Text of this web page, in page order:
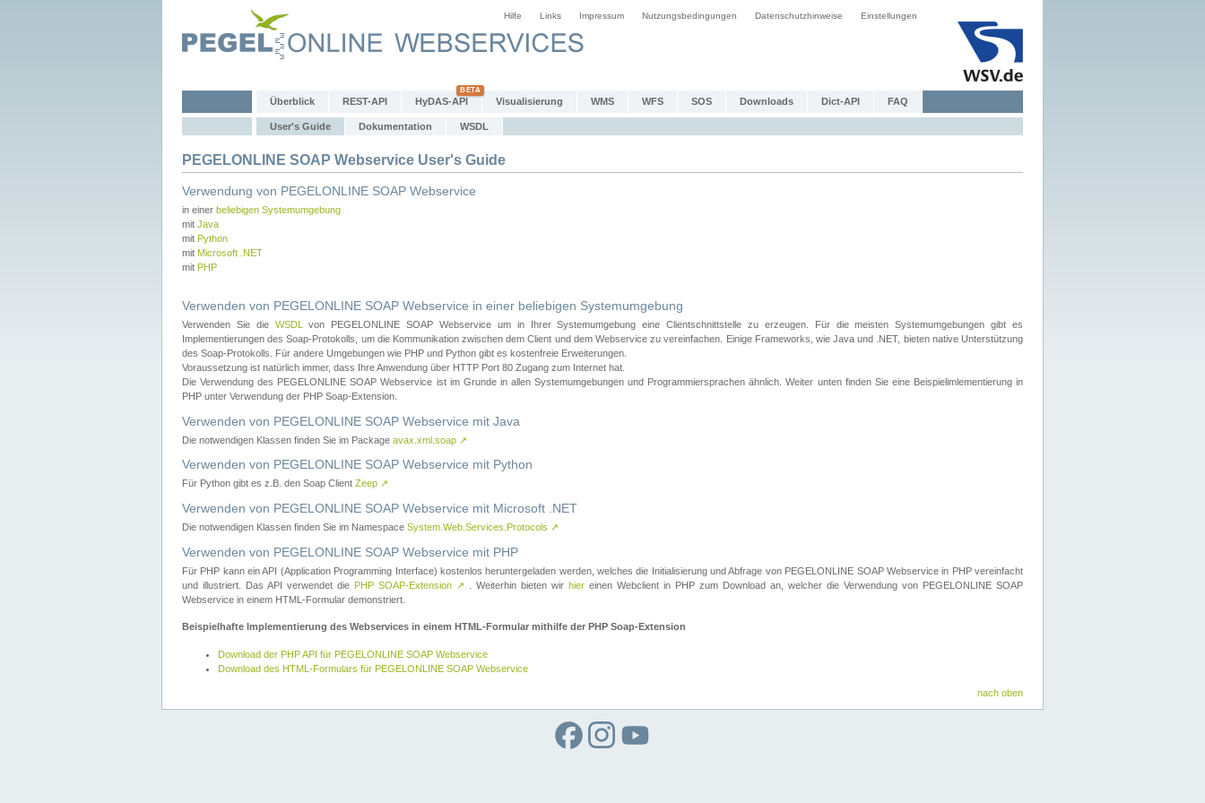
Hilfe Links Impressum Nutzungsbedingungen Datenschutzhinweise Einstellungen
Überblick REST-API HyDAS-API Visualisierung WMS WFS SOS Downloads Dict-API FAQ
User's Guide Dokumentation WSDL
PEGELONLINE SOAP Webservice User's Guide
Verwendung von PEGELONLINE SOAP Webservice
in einer beliebigen Systemumgebung
mit Java
mit Python
mit Microsoft .NET
mit PHP
Verwenden von PEGELONLINE SOAP Webservice in einer beliebigen Systemumgebung
Verwenden Sie die WSDL
von PEGELONLINE SOAP Webservice um in Ihrer Systemumgebung eine Clientschnittstelle zu erzeugen. Für die meisten Systemumgebungen gibt es
Implementierungen des Soap-Protokolls, um die Kommunikation zwischen dem Client und dem Webservice zu vereinfachen. Einige Frameworks, wie Java und .NET, bieten native Unterstützung
des Soap-Protokolls. Für andere Umgebungen wie PHP und Python gibt es kostenfreie Erweiterungen.
Voraussetzung ist natürlich immer, dass Ihre Anwendung über HTTP Port 80 Zugang zum Internet hat.
Die Verwendung des PEGELONLINE SOAP Webservice ist im Grunde in allen Systemumgebungen und Programmiersprachen ähnlich. Weiter unten finden Sie eine Beispielimlementierung in
PHP unter Verwendung der PHP Soap-Extension.
Verwenden von PEGELONLINE SOAP Webservice mit Java
Die notwendigen Klassen finden Sie im Package avax.xml.soap ↗
Verwenden von PEGELONLINE SOAP Webservice mit Python
Für Python gibt es z.B. den Soap Client Zeep ↗
Verwenden von PEGELONLINE SOAP Webservice mit Microsoft .NET
Die notwendigen Klassen finden Sie im Namespace System.Web.Services.Protocols ↗
Verwenden von PEGELONLINE SOAP Webservice mit PHP
Für PHP kann ein API (Application Programming Interface) kostenlos heruntergeladen werden, welches die Initialisierung und Abfrage von PEGELONLINE SOAP Webservice in PHP vereinfacht
und illustriert. Das API verwendet die PHP SOAP-Extension ↗ . Weiterhin bieten wir hier einen Webclient in PHP zum Download an, welcher die Verwendung von PEGELONLINE SOAP
Webservice in einem HTML-Formular demonstriert.
Beispielhafte Implementierung des Webservices in einem HTML-Formular mithilfe der PHP Soap-Extension
Download der PHP API für PEGELONLINE SOAP Webservice
Download des HTML-Formulars für PEGELONLINE SOAP Webservice
nach oben